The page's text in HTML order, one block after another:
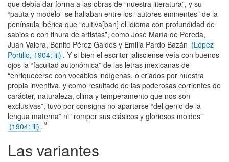
que debía dar forma a las obras de “nuestra literatura”, y su
“pauta y modelo” se hallaban entre los “autores eminentes” de la
península ibérica que “cultiva[ban] el idioma con profundidad de
sabios o con finura de artistas”, como José María de Pereda,
Juan Valera, Benito Pérez Galdós y Emilia Pardo Bazán (López
Portillo, 1904: iii) . Y si bien el escritor jalisciense veía con buenos
ojos la “facultad autonómica” de las letras mexicanas de
“enriquecerse con vocablos indígenas, o criados por nuestra
propia inventiva, y como resultado de las poderosas corrientes de
carácter, naturaleza, clima y temperamento que nos son
exclusivas”, tuvo por consigna no apartarse “del genio de la
lengua materna” ni “romper sus clásicos y gloriosos moldes”
(1904: iii) . 8
Las variantes